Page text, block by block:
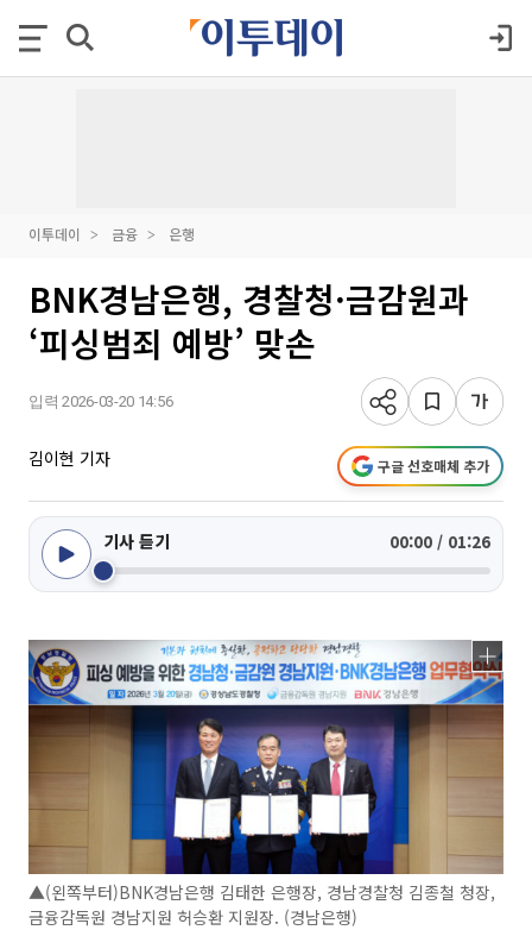
이투데이 금융 은행
BNK경남은행, 경찰청·금감원과
‘피싱범죄 예방’ 맞손
입력 2026-03-20 14:56
김이현 기자 구글 선호매체 추가
기사 듣기 00:00 / 01:26
▲(왼쪽부터)BNK경남은행 김태한 은행장, 경남경찰청 김종철 청장,
금융감독원 경남지원 허승환 지원장. (경남은행)